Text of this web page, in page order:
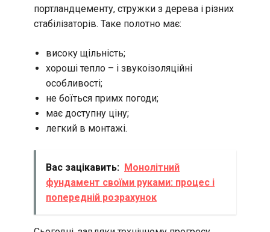
портландцементу, стружки з дерева і різних
стабілізаторів. Таке полотно має:
високу щільність;
хороші тепло – і звукоізоляційні
особливості;
не боїться примх погоди;
має доступну ціну;
легкий в монтажі.
Вас зацікавить: Монолітний
фундамент своїми руками: процес і
попередній розрахунок